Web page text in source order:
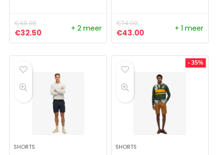
€48.95
Oorspronkelijke prijs was: €48.95.
€32.50Huidige prijs is: €32.50.
+ 2 meer
€74.00
Oorspronkelijke prijs
€43.00Huidige prijs is:
+ 1 meer
SHORTS
- 35%
SHORTS